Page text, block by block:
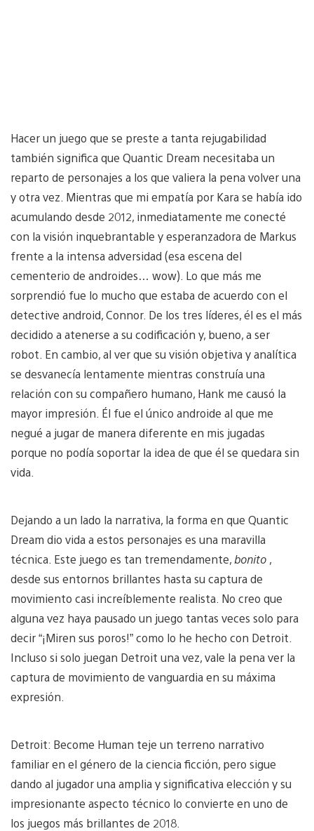
Hacer un juego que se preste a tanta rejugabilidad
también significa que Quantic Dream necesitaba un
reparto de personajes a los que valiera la pena volver una
y otra vez. Mientras que mi empatía por Kara se había ido
acumulando desde 2012, inmediatamente me conecté
con la visión inquebrantable y esperanzadora de Markus
frente a la intensa adversidad (esa escena del
cementerio de androides… wow). Lo que más me
sorprendió fue lo mucho que estaba de acuerdo con el
detective android, Connor. De los tres líderes, él es el más
decidido a atenerse a su codificación y, bueno, a ser
robot. En cambio, al ver que su visión objetiva y analítica
se desvanecía lentamente mientras construía una
relación con su compañero humano, Hank me causó la
mayor impresión. Él fue el único androide al que me
negué a jugar de manera diferente en mis jugadas
porque no podía soportar la idea de que él se quedara sin
vida.
Dejando a un lado la narrativa, la forma en que Quantic
Dream dio vida a estos personajes es una maravilla
técnica. Este juego es tan tremendamente, bonito ,
desde sus entornos brillantes hasta su captura de
movimiento casi increíblemente realista. No creo que
alguna vez haya pausado un juego tantas veces solo para
decir “¡Miren sus poros!” como lo he hecho con Detroit.
Incluso si solo juegan Detroit una vez, vale la pena ver la
captura de movimiento de vanguardia en su máxima
expresión.
Detroit: Become Human teje un terreno narrativo
familiar en el género de la ciencia ficción, pero sigue
dando al jugador una amplia y significativa elección y su
impresionante aspecto técnico lo convierte en uno de
los juegos más brillantes de 2018.